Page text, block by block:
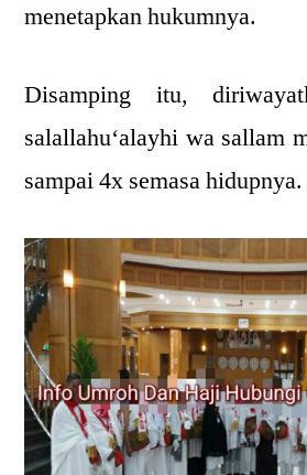
menetapkan hukumnya.
Disamping itu,
salallahu‘alayhi wa sallam
sampai 4x semasa hidupnya.